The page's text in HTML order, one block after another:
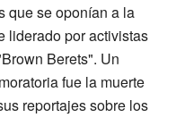
que se oponían a la
liderado por activistas
Berets". Un
fue la muerte
reportajes sobre los